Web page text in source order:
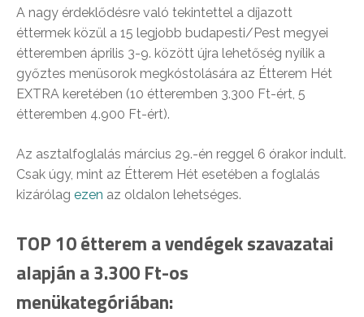
A nagy érdeklődésre való tekintettel a díjazott
éttermek közül a 15 legjobb budapesti/Pest megyei
étteremben április 3-9. között újra lehetőség nyílik a
győztes menüsorok megkóstolására az Étterem Hét
EXTRA keretében (10 étteremben 3.300 Ft-ért, 5
étteremben 4.900 Ft-ért).
Az asztalfoglalás március 29.-én reggel 6 órakor indult.
Csak úgy, mint az Étterem Hét esetében a foglalás
kizárólag ezen az oldalon lehetséges.
TOP 10 étterem a vendégek szavazatai
alapján a 3.300 Ft-os
menükategóriában: